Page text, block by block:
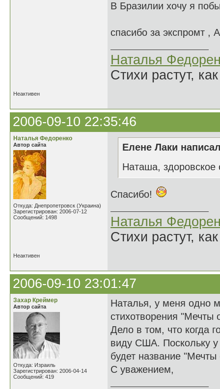
В Бразилии хочу я
спасибо за экспромт ,
Наталья
Стихи растут,
Неактивен
2006-09-10 22:35:46
Наталья Федоренко
Автор сайта
Откуда: Днепропетровск (Украина)
Зарегистрирован: 2006-07-12
Сообщений: 1498
Елене Лаки
Наташа, здоровское
Спасибо!
Наталья
Стихи растут,
Неактивен
2006-09-10 23:01:47
Захар Креймер
Автор сайта
Откуда: Израиль
Зарегистрирован: 2006-04-14
Сообщений: 419
Наталья, у меня одно
стихотворения "Мечты
Дело в том, что
виду США. Поскольку у
будет название
С уважением,